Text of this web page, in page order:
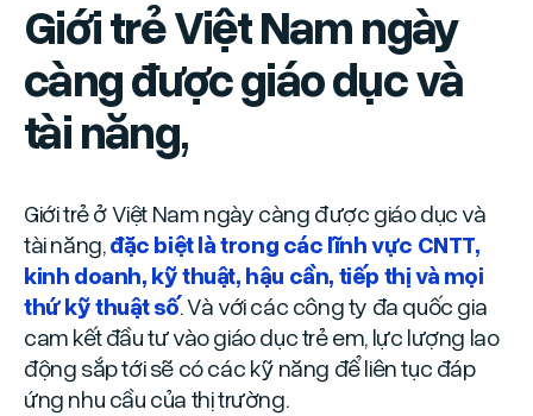
Giới trẻ Việt Nam ngày
càng được giáo dục và
tài năng,
Giới trẻ ở Việt Nam ngày càng được giáo dục và
tài năng,đặc biệt là trong các lĩnh vực CNTT,
kinh doanh, kỹ thuật, hậu cần, tiếp thị và mọi
thứ kỹ thuật số. Và với các công ty đa quốc gia
cam kết đầu tư vào giáo dục trẻ em, lực lượng lao
động sắp tới sẽ có các kỹ năng để liên tục đáp
ứng nhu cầu của thị trường.